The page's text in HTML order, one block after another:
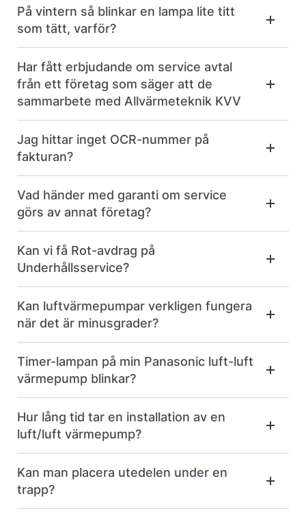
På vintern så blinkar en lampa lite titt
som tätt, varför?
Har fått erbjudande om service avtal
från ett företag som säger att de
sammarbete med Allvärmeteknik KVV
Jag hittar inget OCR-nummer på
fakturan?
Vad händer med garanti om service
görs av annat företag?
Kan vi få Rot-avdrag på
Underhållsservice?
Kan luftvärmepumpar verkligen fungera
när det är minusgrader?
Timer-lampan på min Panasonic luft-luft
värmepump blinkar?
Hur lång tid tar en installation av en
luft/luft värmepump?
Kan man placera utedelen under en
trapp?